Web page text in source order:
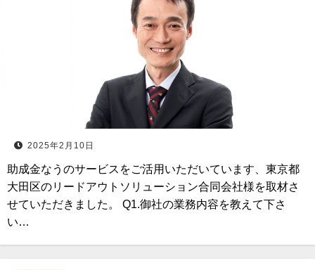
2025年2月10日
助成金なうのサービスをご活用いただいています、東京都
大田区のリードアウトソリューション合同会社様を取材さ
せていただきました。 Q1.御社の業務内容を教えて下さ
い…